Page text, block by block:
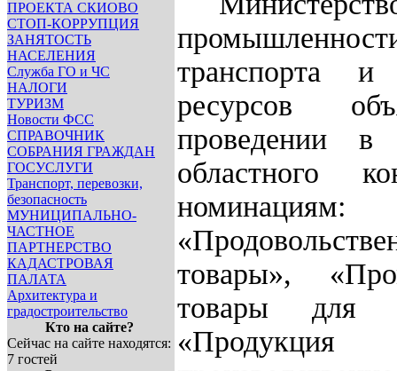
ПРОЕКТА СКИОВО
СТОП-КОРРУПЦИЯ
ЗАНЯТОСТЬ
НАСЕЛЕНИЯ
Служба ГО и ЧС
НАЛОГИ
ТУРИЗМ
Новости ФСС
СПРАВОЧНИК
СОБРАНИЯ ГРАЖДАН
ГОСУСЛУГИ
Транспорт, перевозки,
безопасность
МУНИЦИПАЛЬНО-
ЧАСТНОЕ
ПАРТНЕРСТВО
КАДАСТРОВАЯ
ПАЛАТА
Архитектура и
градостроительство
Кто на сайте?
Сейчас на сайте находятся:
7 гостей
транспорта и
ресурсов
проведении
областного
номинациям:
товары»,
товары для
«Продукция